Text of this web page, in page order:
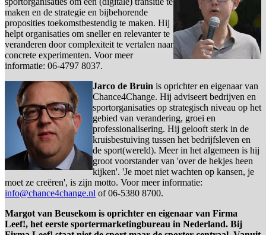
maken en de strategie en bijbehorende
proposities toekomstbestendig te maken. Hij
helpt organisaties om sneller en relevanter te
veranderen door complexiteit te vertalen naar
concrete experimenten. Voor meer
informatie: 06-4797 8037.
Jarco de Bruin is oprichter en eigenaar van
Chance4Change. Hij adviseert bedrijven en
sportorganisaties op strategisch niveau op het
gebied van verandering, groei en
professionalisering. Hij gelooft sterk in de
kruisbestuiving tussen het bedrijfsleven en
de sport(wereld). Meer in het algemeen is hij
groot voorstander van 'over de hekjes heen
kijken'. 'Je moet niet wachten op kansen, je
moet ze creëren', is zijn motto. Voor meer informatie:
info@chance4change.nl of 06-5380 8700.
Margot van Beusekom is oprichter en eigenaar van Firma
Leef!, het eerste sportermarketingbureau in Nederland. Bij